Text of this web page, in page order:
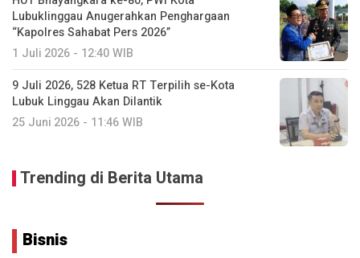
Lubuklinggau Anugerahkan Penghargaan
“Kapolres Sahabat Pers 2026”
1 Juli 2026 - 12:40 WIB
9 Juli 2026, 528 Ketua RT Terpilih se-Kota
Lubuk Linggau Akan Dilantik
25 Juni 2026 - 11:46 WIB
Trending di Berita Utama
Bisnis